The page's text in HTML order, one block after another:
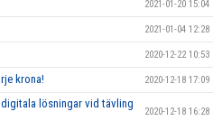
2021-01-20 15:04
2021-01-04 12:28
2020-12-22 10:53
krona! 2020-12-18 17:09
lösningar vid tävling
2020-12-18 16:28